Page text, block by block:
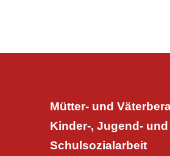
Mütter- und
Kinder-, Jugend-
Schulsozialarbeit